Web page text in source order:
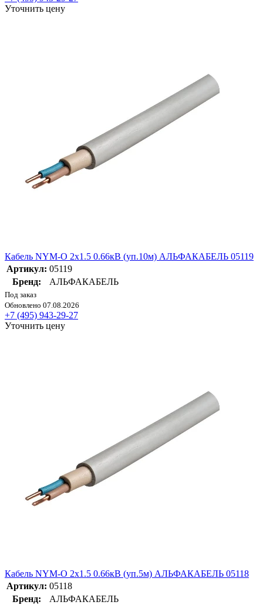
Уточнить цену
Кабель NYM-O 2х1.5 0.66кВ (уп.10м) АЛЬФАКАБЕЛЬ 05119
Артикул: 05119
Бренд:
АЛЬФАКАБЕЛЬ
Под заказ
Обновлено 07.08.2026
+7 (495) 943-29-27
Уточнить цену
Кабель NYM-O 2х1.5 0.66кВ (уп.5м) АЛЬФАКАБЕЛЬ 05118
Артикул: 05118
Бренд:
АЛЬФАКАБЕЛЬ